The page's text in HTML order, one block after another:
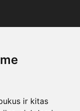
ir kitas